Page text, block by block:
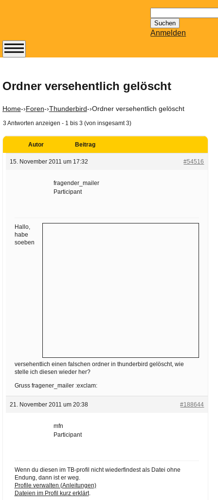
nach:
Anmelden
Ordner versehentlich gelöscht
Home-›Foren-›Thunderbird-›Ordner versehentlich gelöscht
3 Antworten anzeigen - 1 bis 3 (von insgesamt 3)
Autor Beitrag
15. November 2011 um 17:32 #54516
fragender_mailer
Participant
Hallo,
habe
soeben
versehentlich einen falschen ordner in thunderbird gelöscht, wie
stelle ich diesen wieder her?
Gruss fragener_mailer :exclam:
21. November 2011 um 20:38 #188644
mfn
Participant
Wenn du diesen im TB-profil nicht wiederfindest als Datei ohne
Endung, dann ist er weg.
Profile verwalten (Anleitungen)
Dateien im Profil kurz erklärt.
Abonnieren Sie den
erscheinenden
Mailhilfe.de
Der ständig aktuelle
Tipps zu Thema
bereithält!
GMail, Thunderbird
oder auch
Ihre E-Mail
Adresse:
E-Mail